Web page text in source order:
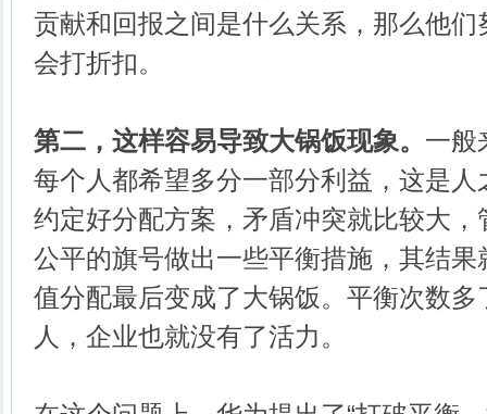
贡献和回报之间是什么关系，那么他
会打折扣。
第二，这样容易导致大锅饭现象。 一般
每个人都希望多分一部分利益，这是
约定好分配方案，矛盾冲突就比较大
公平的旗号做出一些平衡措施，其结
值分配最后变成了大锅饭。平衡次数
人，企业也就没有了活力。